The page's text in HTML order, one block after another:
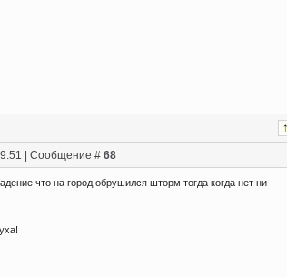
| Сообщение # 68
что на город обрушился шторм тогда когда нет ни